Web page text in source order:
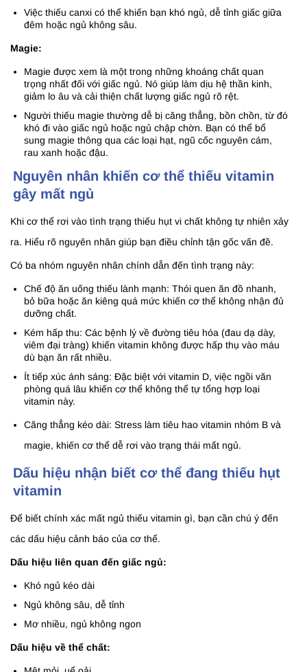
Việc thiếu canxi có thể khiến bạn khó ngủ, dễ tỉnh giấc giữa
đêm hoặc ngủ không sâu.
Magie:
Magie được xem là một trong những khoáng chất quan
trọng nhất đối với giấc ngủ. Nó giúp làm dịu hệ thần kinh,
giảm lo âu và cải thiện chất lượng giấc ngủ rõ rệt.
Người thiếu magie thường dễ bị căng thẳng, bồn chồn, từ đó
khó đi vào giấc ngủ hoặc ngủ chập chờn. Bạn có thể bổ
sung magie thông qua các loại hạt, ngũ cốc nguyên cám,
rau xanh hoặc đậu.
Nguyên nhân khiến cơ thể thiếu vitamin
gây mất ngủ
Khi cơ thể rơi vào tình trạng thiếu hụt vi chất không tự nhiên xảy
ra. Hiểu rõ nguyên nhân giúp bạn điều chỉnh tận gốc vấn đề.
Có ba nhóm nguyên nhân chính dẫn đến tình trạng này:
Chế độ ăn uống thiếu lành mạnh: Thói quen ăn đồ nhanh,
bỏ bữa hoặc ăn kiêng quá mức khiến cơ thể không nhận đủ
dưỡng chất.
Kém hấp thu: Các bệnh lý về đường tiêu hóa (đau dạ dày,
viêm đại tràng) khiến vitamin không được hấp thụ vào máu
dù bạn ăn rất nhiều.
Ít tiếp xúc ánh sáng: Đặc biệt với vitamin D, việc ngồi văn
phòng quá lâu khiến cơ thể không thể tự tổng hợp loại
vitamin này.
Căng thẳng kéo dài: Stress làm tiêu hao vitamin nhóm B và
magie, khiến cơ thể dễ rơi vào trạng thái mất ngủ.
Dấu hiệu nhận biết cơ thể đang thiếu hụt
vitamin
Để biết chính xác mất ngủ thiếu vitamin gì, bạn cần chú ý đến
các dấu hiệu cảnh báo của cơ thể.
Dấu hiệu liên quan đến giấc ngủ:
Khó ngủ kéo dài
Ngủ không sâu, dễ tỉnh
Mơ nhiều, ngủ không ngon
Dấu hiệu về thể chất: